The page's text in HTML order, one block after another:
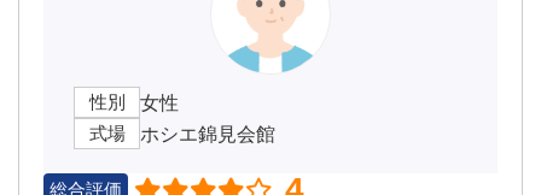
性別
女性
式場
ホシエ錦見会館
総合評価